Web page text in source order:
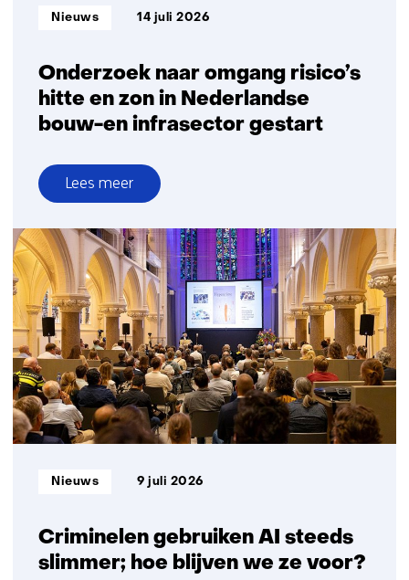
zonnepanelen
Onderzoek naar omgang risico’s
hitte en zon in Nederlandse
bouw-en infrasector gestart
Informatietype:
Nieuws 14 juli 2026
Lees meer
over
Onderzoek
naar
omgang
risico’s
hitte
en
zon
in
Nederlandse
bouw-
en
gestart
Criminelen gebruiken AI steeds
slimmer; hoe blijven we ze voor?
Informatietype:
Nieuws 9 juli 2026